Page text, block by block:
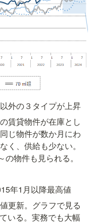
外の３タイプが上昇
賃貸物件が在庫とし
じ物件が数か月にわ
く、供給も少ない。
物件も見られる。
年1月以降最高値
更新。グラフで見る
いる。実務でも大幅